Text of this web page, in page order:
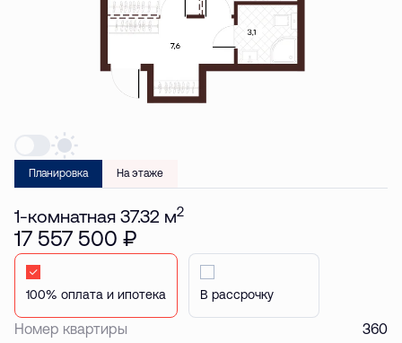
Планировка На этаже
1-комнатная 37.32 м2
17 557 500 ₽
Стандартная Стандартная
Номер квартиры 360